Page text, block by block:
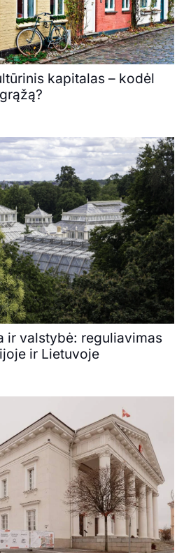
kapitalas – kodėl
ir valstybė: reguliavimas
ir Lietuvoje